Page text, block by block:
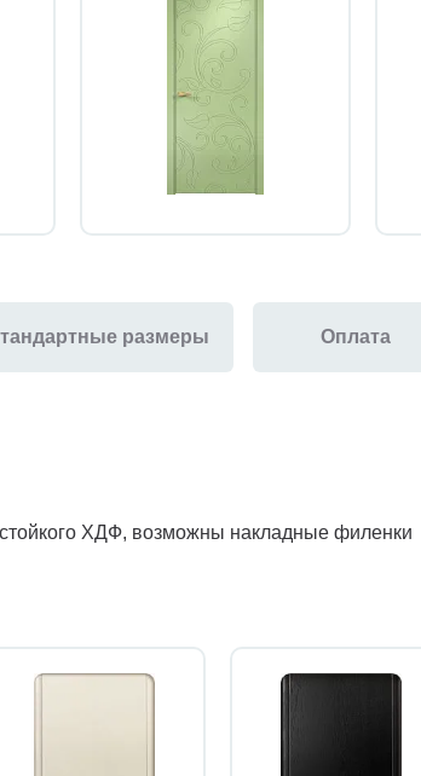
размеры Оплата
ХДФ, возможны накладные филенки